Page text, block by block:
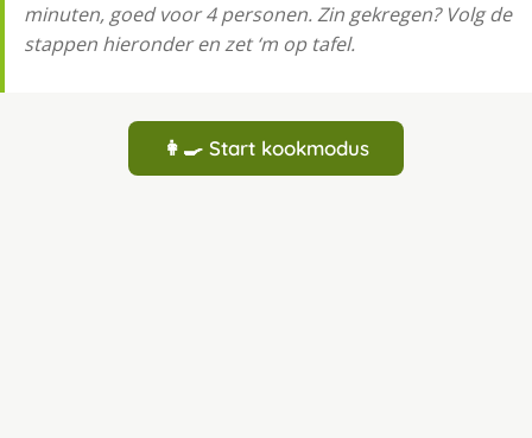
minuten, goed voor 4 personen. Zin gekregen? Volg de
stappen hieronder en zet ‘m op tafel.
👩‍🍳 Start kookmodus